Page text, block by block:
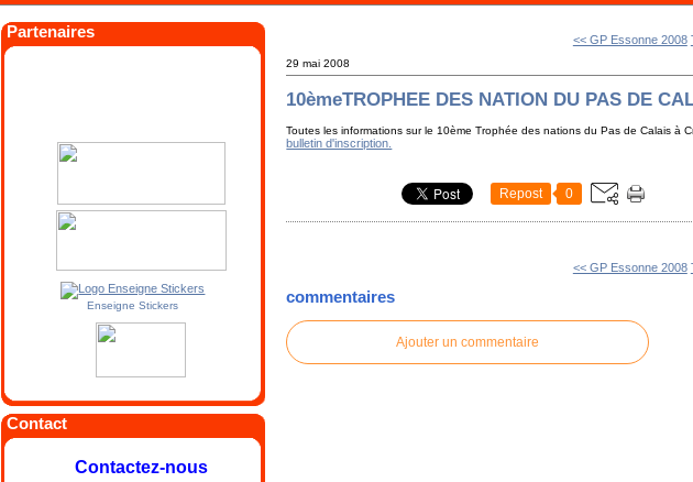
Partenaires
Enseigne Stickers
Contact
Contactez-nous
<< GP Essonne 2008
29 mai 2008
10èmeTROPHEE DES NATION DU PAS DE
Toutes les informations sur le 10ème Trophée des nations du Pas de Calais à
bulletin d'inscription.
Repost 0
<< GP Essonne 2008
commentaires
Ajouter un commentaire